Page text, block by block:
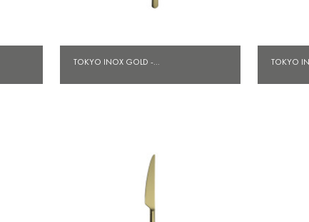
Aperçu rapide
TOKYO INOX GOLD -... TOKYO